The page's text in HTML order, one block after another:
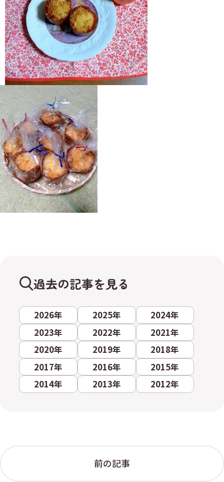
過去の記事を見る
2026年 2025年
2024年
2023年
2022年
2021年
2020年
2019年
2018年
2017年
2016年
2015年
2014年
2013年 2012年
前の記事